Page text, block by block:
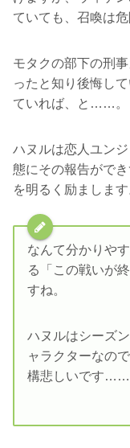
ていても、召喚は
モタクの部下の刑
ったと知り後悔し
ていれば、と……。
ハヌルは恋人ユン
態にその報告がで
を明るく励まします
なんて分かりや
る「この戦いが
すね。
ハヌルはシーズ
ャラクターなの
構悲しいです……